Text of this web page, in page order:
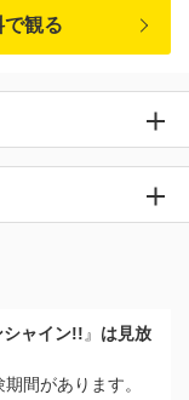
観る
シャイン!! 』 は見放
間があります。